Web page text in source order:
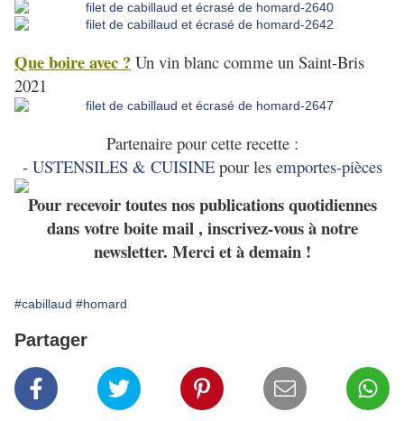
Que boire avec ? Un vin blanc comme un Saint-Bris
2021
Partenaire pour cette recette :
- USTENSILES & CUISINEpour les emportes-pièces
Pour recevoir toutes nos publications quotidiennes
dans votre boite mail , inscrivez-vous à notre
newsletter. Merci et à demain !
#cabillaud #homard
Partager